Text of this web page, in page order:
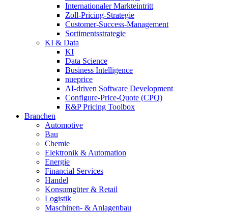
Internationaler Markteintritt
Zoll-Pricing-Strategie
Customer-Success-Management
Sortimentsstrategie
KI & Data
KI
Data Science
Business Intelligence
nueprice
AI-driven Software Development
Configure-Price-Quote (CPQ)
R&P Pricing Toolbox
Branchen
Automotive
Bau
Chemie
Elektronik & Automation
Energie
Financial Services
Handel
Konsumgüter & Retail
Logistik
Maschinen- & Anlagenbau